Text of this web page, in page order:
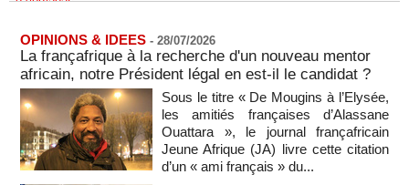
l'emploi américain
07/08/2026 -
"Construction de la Grande Côte D'ivoire" : Le Président
Alassane Ouattara appelle à la contribution de toutes les forces
vives de la nation
07/08/2026 -
Polémique à l’Assemblée nationale : Yaël Braun-Pivet se dit
"dépassée" par les critiques concernant le nouveau pavillon
OPINIONS & IDEES - 28/07/2026
La françafrique à la recherche d'un nouveau mentor
africain, notre Président légal en est-il le candidat ?
Sous le titre « De Mougins à l’Elysée,
les amitiés françaises d’Alassane
Ouattara », le journal françafricain
Jeune Afrique (JA) livre cette citation
d’un « ami français » du...